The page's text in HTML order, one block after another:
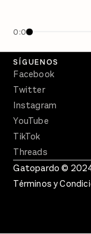
0:00
Crecer en Distopía
SÍGUENOS
Facebook
Twitter
Instagram
YouTube
TikTok
Threads
Gatopardo ©
Términos y